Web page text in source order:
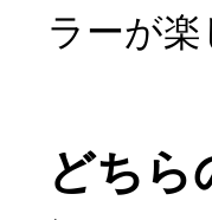
ラーが
どちら